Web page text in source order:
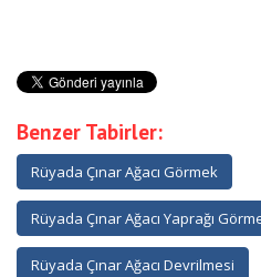
Benzer Tabirler:
Rüyada Çınar Ağacı Görmek
Rüyada Çınar Ağacı Yaprağı
Rüyada Çınar Ağacı Devrilmesi